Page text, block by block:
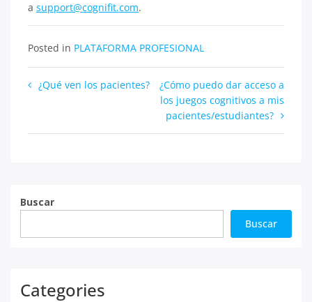
a support@cognifit.com.
Posted in PLATAFORMA PROFESIONAL
Navegación
entradas
¿Qué ven los pacientes?
¿Cómo puedo dar acceso a
los juegos cognitivos a mis
pacientes/estudiantes?
Buscar
Buscar
Categories